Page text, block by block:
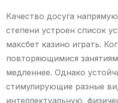
Качество досуга
степени устроен список
максбет казино играть.
повторяющимися
медленнее. Однако
стимулирующие разные
интеллектуальную,